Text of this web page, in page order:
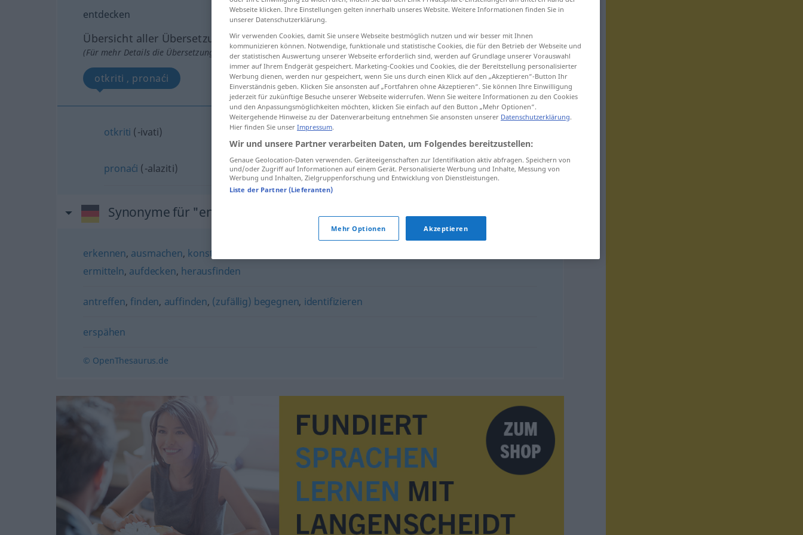
entdecken
Übersicht aller Übersetzungen
(Für mehr Details die Übersetzung anklicken/antippen)
otkriti , pronaći
otkriti (-ivati)
pronaći (-alaziti) entdecken
Synonyme für "entdecken"
erkennen, ausmachen, konstatieren (geh.)
ermitteln, aufdecken, herausfinden
antreffen,finden, auffinden, (zufällig) begegnen, identifizieren
erspähen
© OpenThesaurus.de
Webseite klicken. Ihre Einstellungen gelten innerhalb unseres Website. Weitere Informationen finden Sie in
unserer Datenschutzerklärung.
Wir verwenden Cookies, damit Sie unsere Webseite bestmöglich nutzen und wir besser mit Ihnen
kommunizieren können. Notwendige, funktionale und statistische Cookies, die für den Betrieb der Webseite und
der statistischen Auswertung unserer Webseite erforderlich sind, werden auf Grundlage unserer Vorauswahl
immer auf Ihrem Endgerät gespeichert. Marketing-Cookies und Cookies, die der Bereitstellung personalisierter
Werbung dienen, werden nur gespeichert, wenn Sie uns durch einen Klick auf den „Akzeptieren“-Button Ihr
Einverständnis geben. Klicken Sie ansonsten auf „Fortfahren ohne Akzeptieren“. Sie können Ihre Einwilligung
jederzeit für zukünftige Besuche unserer Webseite widerrufen. Wenn Sie weitere Informationen zu den Cookies
und den Anpassungsmöglichkeiten möchten, klicken Sie einfach auf den Button „Mehr Optionen“.
Weitergehende Hinweise zu der Datenverarbeitung entnehmen Sie ansonsten unserer Datenschutzerklärung.
Hier finden Sie unser Impressum.
Wir und unsere Partner verarbeiten Daten, um Folgendes bereitzustellen:
Genaue Geolocation-Daten verwenden. Geräteeigenschaften zur Identifikation aktiv abfragen. Speichern von
und/oder Zugriff auf Informationen auf einem Gerät. Personalisierte Werbung und Inhalte, Messung von
Werbung und Inhalten, Zielgruppenforschung und Entwicklung von Dienstleistungen.
Liste der Partner (Lieferanten)
Mehr Optionen Akzeptieren